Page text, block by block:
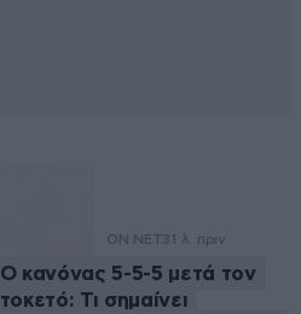
ON NET31 λ. πριν
Ο κανόνας 5-5-5 μετά τον
τοκετό: Τι σημαίνει